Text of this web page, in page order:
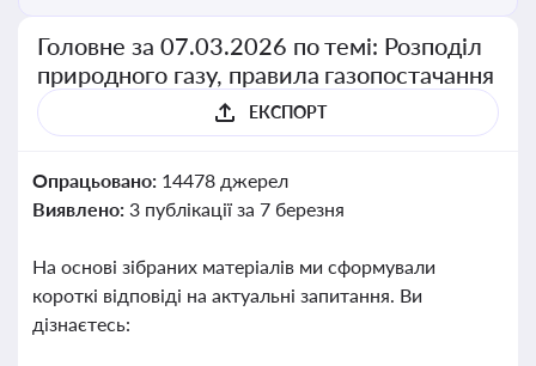
Головне за 07.03.2026 по темі: Розподіл
природного газу, правила газопостачання
ЕКСПОРТ
Опрацьовано: 14478 джерел
Виявлено: 3 публікації за 7 березня
На основі зібраних матеріалів ми сформували
короткі відповіді на актуальні запитання. Ви
дізнаєтесь: